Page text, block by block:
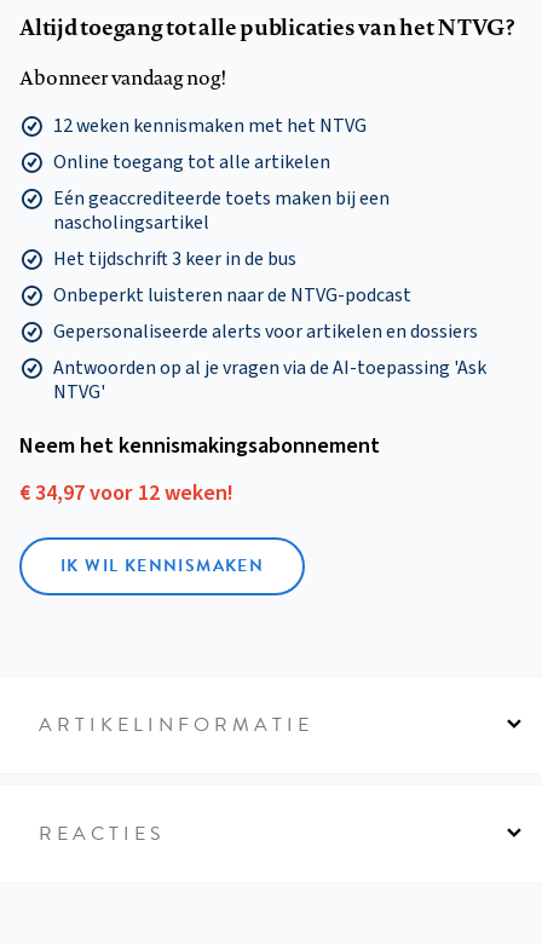
Altijd toegang tot alle publicaties van het NTVG?
Abonneer vandaag nog!
12 weken kennismaken met het NTVG
Online toegang tot alle artikelen
Eén geaccrediteerde toets maken bij een
nascholingsartikel
Het tijdschrift 3 keer in de bus
Onbeperkt luisteren naar de NTVG-podcast
Gepersonaliseerde alerts voor artikelen en dossiers
Antwoorden op al je vragen via de AI-toepassing 'Ask
NTVG'
Neem het kennismakings­abonnement
€ 34,97 voor 12 weken!
IK WIL KENNISMAKEN
ARTIKELINFORMATIE
REACTIES